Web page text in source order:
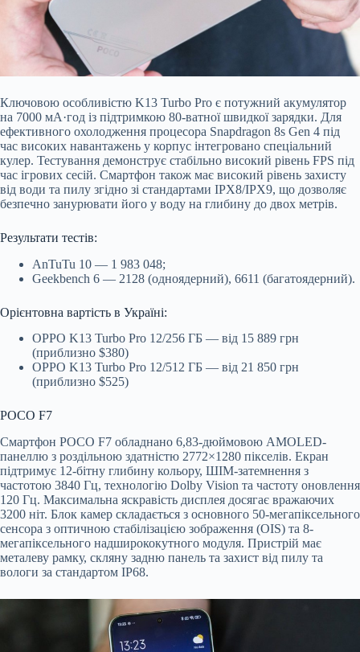
Ключовою особливістю K13 Turbo Pro є потужний акумулятор
на 7000 мА·год із підтримкою 80-ватної швидкої зарядки. Для
ефективного охолодження процесора Snapdragon 8s Gen 4 під
час високих навантажень у корпус інтегровано спеціальний
кулер. Тестування демонструє стабільно високий рівень FPS під
час ігрових сесій. Смартфон також має високий рівень захисту
від води та пилу згідно зі стандартами IPX8/IPX9, що дозволяє
безпечно занурювати його у воду на глибину до двох метрів.
Результати тестів:
AnTuTu 10 — 1 983 048;
Geekbench 6 — 2128 (одноядерний), 6611 (багатоядерний).
Орієнтовна вартість в Україні:
OPPO K13 Turbo Pro 12/256 ГБ — від 15 889 грн
(приблизно $380)
OPPO K13 Turbo Pro 12/512 ГБ — від 21 850 грн
(приблизно $525)
POCO F7
Смартфон POCO F7 обладнано 6,83-дюймовою AMOLED-
панеллю з роздільною здатністю 2772×1280 пікселів. Екран
підтримує 12-бітну глибину кольору, ШІМ-затемнення з
частотою 3840 Гц, технологію Dolby Vision та частоту оновлення
120 Гц. Максимальна яскравість дисплея досягає вражаючих
3200 ніт. Блок камер складається з основного 50-мегапіксельного
сенсора з оптичною стабілізацією зображення (OIS) та 8-
мегапіксельного надширококутного модуля. Пристрій має
металеву рамку, скляну задню панель та захист від пилу та
вологи за стандартом IP68.